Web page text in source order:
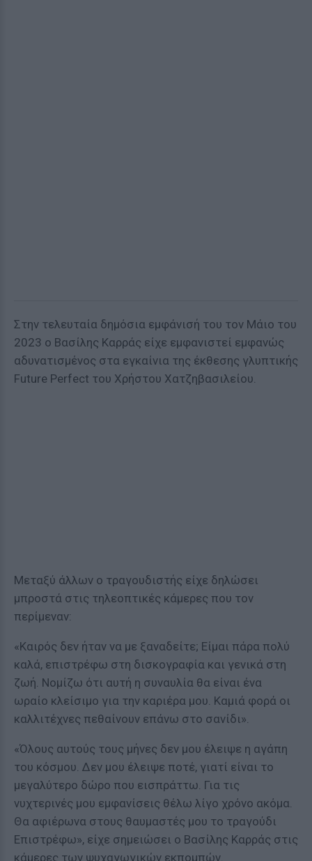
Στην τελευταία δημόσια εμφάνισή του τον Μάιο του
2023 ο Βασίλης Καρράς είχε εμφανιστεί εμφανώς
αδυνατισμένος στα εγκαίνια της έκθεσης γλυπτικής
Future Perfect του Χρήστου Χατζηβασιλείου.
Μεταξύ άλλων ο τραγουδιστής είχε δηλώσει
μπροστά στις τηλεοπτικές κάμερες που τον
περίμεναν:
«Καιρός δεν ήταν να με ξαναδείτε; Είμαι πάρα πολύ
καλά, επιστρέφω στη δισκογραφία και γενικά στη
ζωή. Νομίζω ότι αυτή η συναυλία θα είναι ένα
ωραίο κλείσιμο για την καριέρα μου. Καμιά φορά οι
καλλιτέχνες πεθαίνουν επάνω στο σανίδι».
«Όλους αυτούς τους μήνες δεν μου έλειψε η αγάπη
του κόσμου. Δεν μου έλειψε ποτέ, γιατί είναι το
μεγαλύτερο δώρο που εισπράττω. Για τις
νυχτερινές μου εμφανίσεις θέλω λίγο χρόνο ακόμα.
Θα αφιέρωνα στους θαυμαστές μου το τραγούδι
Επιστρέφω», είχε σημειώσει ο Βασίλης Καρράς στις
κάμερες των ψυχαγωγικών εκπομπών.